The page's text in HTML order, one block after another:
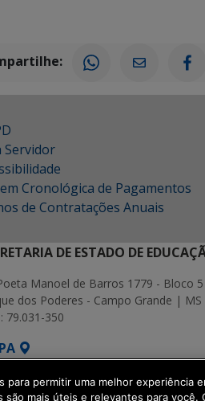
Servidor
Cronológica de Pagamentos
de Contratações Anuais
DE ESTADO DE
Manoel de Barros 1779 - Bloco 5
dos Poderes - Campo Grande | MS
79.031-350
| Secretaria-Executiva de
para permitir uma melhor experiência
são mais úteis e relevantes para